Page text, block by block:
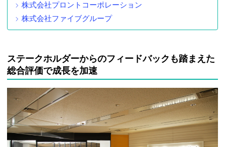
株式会社プロントコーポレーション
株式会社ファイブグループ
ステークホルダーからのフィードバックも踏まえた
総合評価で成長を加速